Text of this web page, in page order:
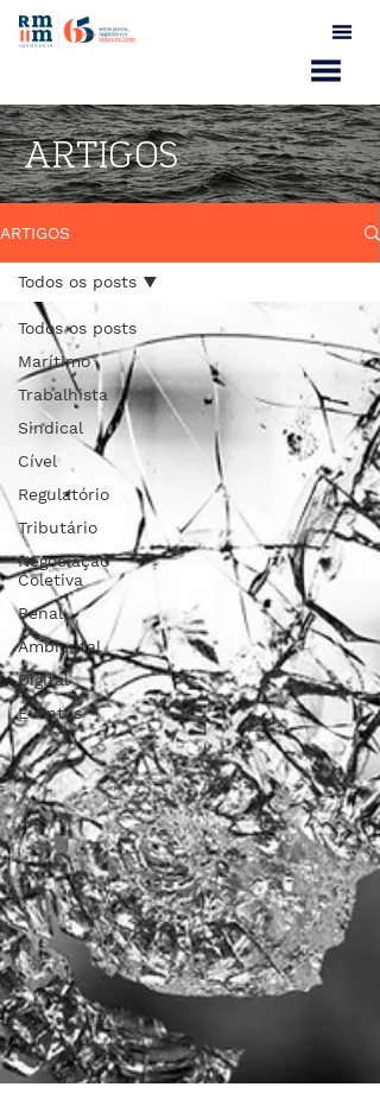
ARTIGOS
ARTIGOS
Todos os posts
Marítimo
Trabalhista
Sindical
Cível
Regulatório
Tributário
Negociação
Coletiva
Penal
Ambiental
Digital
Eventos
Todos os posts